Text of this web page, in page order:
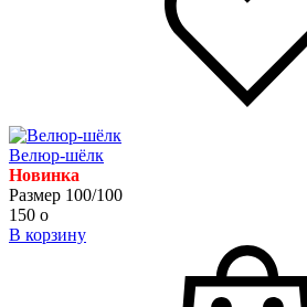
Велюр-шёлк
Новинка
Размер 100/100
150 o
В корзину